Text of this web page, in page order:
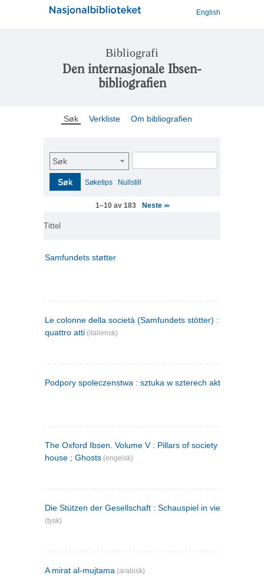
English
Bibliografi
Den internasjonale Ibsen-
bibliografien
Søk Verkliste Om bibliografien
Søk
Søk Søketips Nullstill
1–10 av 183 Neste >>
Tittel
Samfundets støtter
Le colonne della società (Samfundets stötter) : commedia
quattro atti (italiensk)
Podpory spoleczenstwa : sztuka w szterech aktach
The Oxford Ibsen. Volume V : Pillars of society ; A doll's
house ; Ghosts (engelsk)
Die Stützen der Gesellschaft : Schauspiel in vier Aufzügen
(tysk)
A mirat al-mujtama (arabisk)